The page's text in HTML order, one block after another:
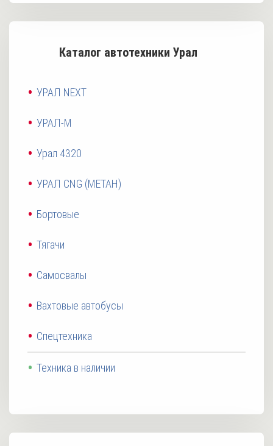
Каталог автотехники Урал
УРАЛ NEXT
УРАЛ-М
Урал 4320
УРАЛ CNG (МЕТАН)
Бортовые
Тягачи
Самосвалы
Вахтовые автобусы
Спецтехника
Техника в наличии